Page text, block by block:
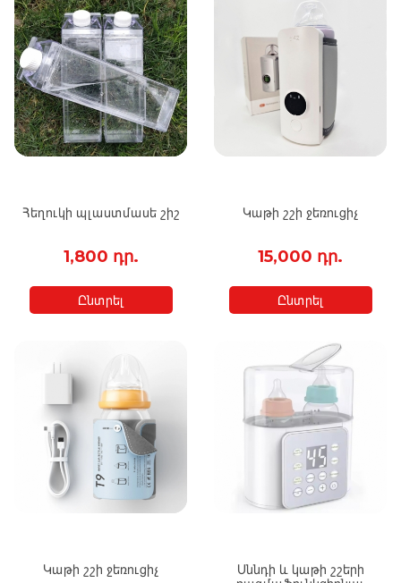
Հեղուկի պլաստմասե շիշ
1,800 դր.
Ընտրել
Կաթի շշի ջեռուցիչ
15,000 դր.
Ընտրել
Կաթի շշի ջեռուցիչ
Սննդի և կաթի շշերի